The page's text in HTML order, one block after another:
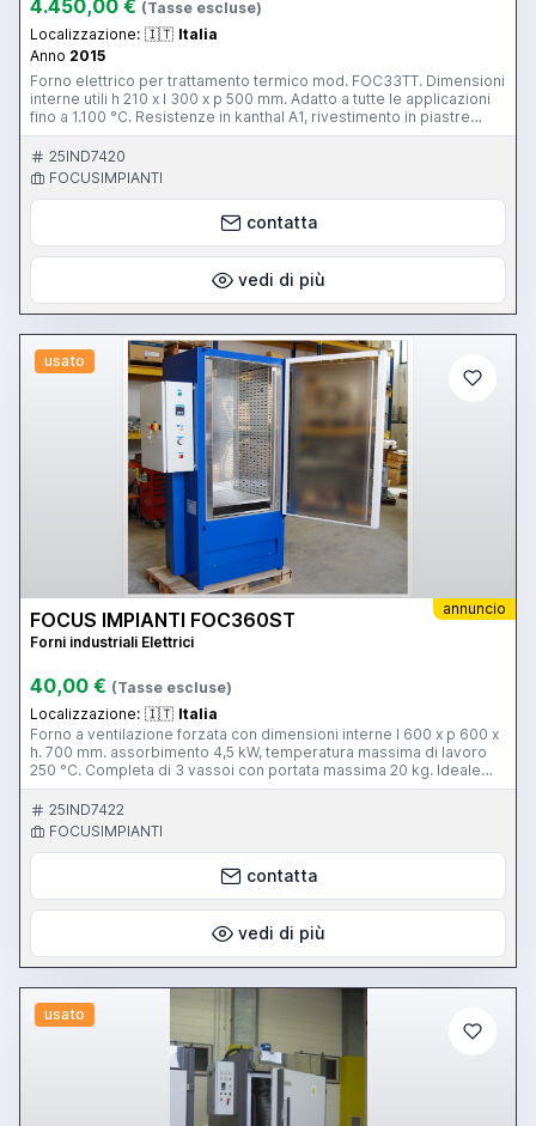
4.450,00 € (Tasse escluse)
Localizzazione: 🇮🇹 Italia
Anno 2015
Forno elettrico per trattamento termico mod. FOC33TT. Dimensioni
interne utili h 210 x l 300 x p 500 mm. Adatto a tutte le applicazioni
fino a 1.100 °C. Resistenze in kanthal A1, rivestimento in piastre
refrattarie preformate, porta manuale a cuneo parallela,
termoregolatore di sicurezza, controllore di processo a 15 cicli da
25IND7420
FOCUSIMPIANTI
contatta
vedi di più
usato
annuncio
FOCUS IMPIANTI FOC360ST
Forni industriali Elettrici
40,00 € (Tasse escluse)
Localizzazione: 🇮🇹 Italia
Forno a ventilazione forzata con dimensioni interne l 600 x p 600 x
h. 700 mm. assorbimento 4,5 kW, temperatura massima di lavoro
250 °C. Completa di 3 vassoi con portata massima 20 kg. Ideale
per asciugatura di campioni o minuterie. Può contenere fino a 15
vassoi. Completa di controllore di processo da 15 cicli e
20spezzate per ciclo e termostato di sicurezza meccanico.
Disponibili versioni anche con regolatori semplici.
25IND7422
FOCUSIMPIANTI
contatta
vedi di più
usato